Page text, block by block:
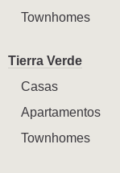
Townhomes
Tierra Verde
Casas
Apartamentos
Townhomes